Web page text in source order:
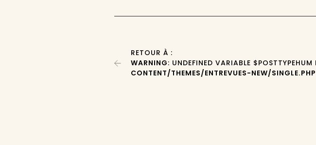
RETOUR À :
WARNING: UNDEFINED VARIABLE $POSTTYPEHUM
CONTENT/THEMES/ENTREVUES-NEW/SINGLE.PHP